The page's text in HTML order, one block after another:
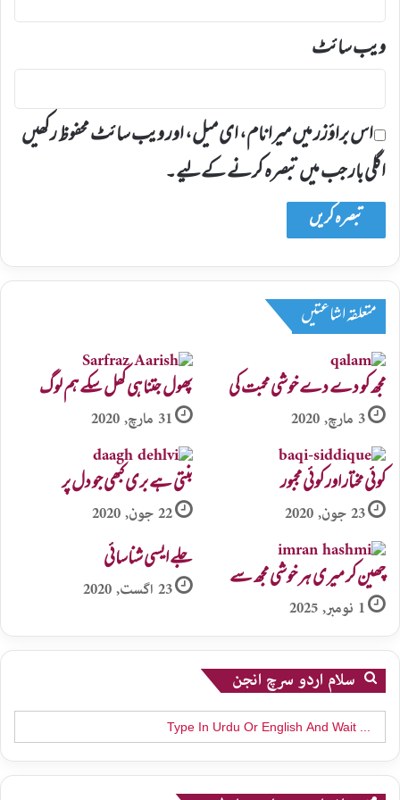
ویب‌ سائٹ
اس براؤزر میں میرا نام، ای میل، اور ویب سائٹ محفوظ رکھیں
اگلی بار جب میں تبصرہ کرنے کےلیے۔
متعلقہ اشاعتیں
مجھ کو دے دے خوشی محبت کی
3 مارچ, 2020
پھول جتنا ہی کھل سکے ہم لوگ
31 مارچ, 2020
کوئی مختار اور کوئی مجبور
23 جون, 2020
بنتی ہے بری کبھی جو دل پر
22 جون, 2020
چھین کر میری ہر خوشی مجھ سے
1 نومبر, 2025
جلے ایسی شناسائی
23 اگست, 2020
سلام اردو سرچ انجن
Search
for: